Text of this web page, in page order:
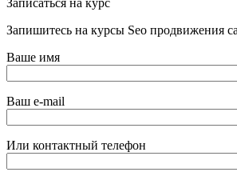
Записаться на курс
Запишитесь на курсы Seo продвижения
Ваше имя
Ваш e-mail
Или контактный телефон